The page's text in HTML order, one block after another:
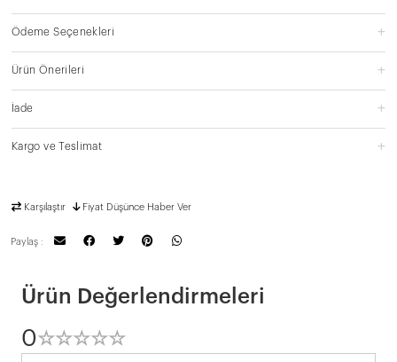
Ödeme Seçenekleri
Ürün Önerileri
İade
Kargo ve Teslimat
Karşılaştır Fiyat Düşünce Haber Ver
Paylaş :
Ürün Değerlendirmeleri
0☆☆☆☆☆
★★★★★